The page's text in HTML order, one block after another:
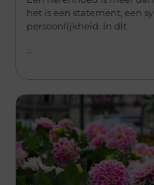
het is een statement, een
persoonlijkheid. In dit